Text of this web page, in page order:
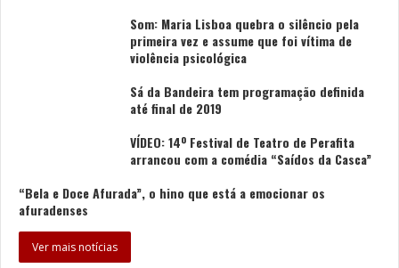
Som: Maria Lisboa quebra o silêncio pela
primeira vez e assume que foi vítima de
violência psicológica
Sá da Bandeira tem programação definida
até final de 2019
VÍDEO: 14º Festival de Teatro de Perafita
arrancou com a comédia “Saídos da Casca”
“Bela e Doce Afurada”, o hino que está a emocionar os
afuradenses
Ver mais notícias